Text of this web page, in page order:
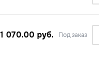
1 070.00 руб. Под заказ